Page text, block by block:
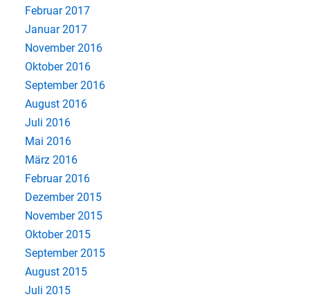
Februar 2017
Januar 2017
November 2016
Oktober 2016
September 2016
August 2016
Juli 2016
Mai 2016
März 2016
Februar 2016
Dezember 2015
November 2015
Oktober 2015
September 2015
August 2015
Juli 2015